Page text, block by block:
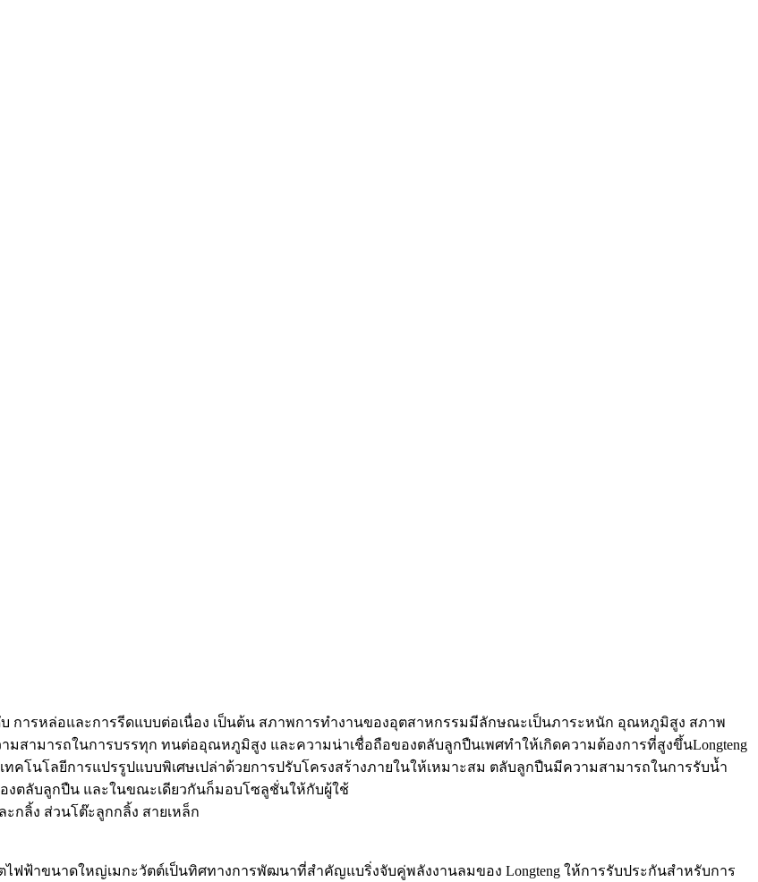
การหล่อและการรีดแบบต่อเนื่อง เป็นต้น สภาพการทำงานของอุตสาหกรรมมีลักษณะเป็นภาระหนัก อุณหภูมิสูง สภาพ
มสามารถในการบรรทุก ทนต่ออุณหภูมิสูง และความน่าเชื่อถือของตลับลูกปืนเพศทำให้เกิดความต้องการที่สูงขึ้นLongteng
โนโลยีการแปรรูปแบบพิเศษเปล่าด้วยการปรับโครงสร้างภายในให้เหมาะสม ตลับลูกปืนมีความสามารถในการรับน้ำ
งตลับลูกปืน และในขณะเดียวกันก็มอบโซลูชั่นให้กับผู้ใช้
กลิ้ง ส่วนโต๊ะลูกกลิ้ง สายเหล็ก
ฟฟ้าขนาดใหญ่เมกะวัตต์เป็นทิศทางการพัฒนาที่สำคัญแบริ่งจับคู่พลังงานลมของ Longteng ให้การรับประกันสำหรับการ